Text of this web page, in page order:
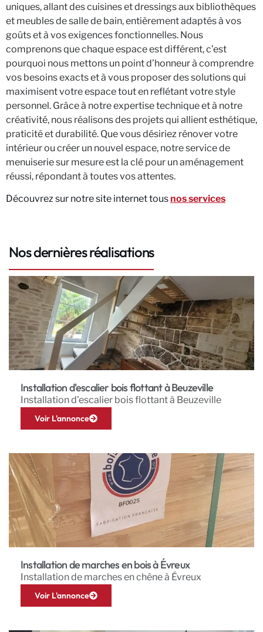
uniques, allant des cuisines et dressings aux bibliothèques
et meubles de salle de bain, entièrement adaptés à vos
goûts et à vos exigences fonctionnelles. Nous
comprenons que chaque espace est différent, c’est
pourquoi nous mettons un point d’honneur à comprendre
vos besoins exacts et à vous proposer des solutions qui
maximisent votre espace tout en reflétant votre style
personnel. Grâce à notre expertise technique et à notre
créativité, nous réalisons des projets qui allient esthétique,
praticité et durabilité. Que vous désiriez rénover votre
intérieur ou créer un nouvel espace, notre service de
menuiserie sur mesure est la clé pour un aménagement
réussi, répondant à toutes vos attentes.
Découvrez sur notre site internet tousnos services
Nos dernières réalisations
Installation d'escalier bois flottant à Beuzeville
Installation d’escalier bois flottant à Beuzeville
Voir L'annonce
Installation de marches en bois à Évreux
Installation de marches en chêne à Évreux
Voir L'annonce